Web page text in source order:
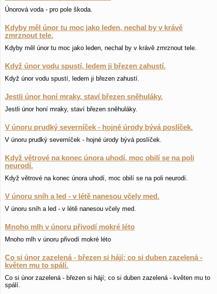
Únorová voda - pro pole škoda.
Kdyby měl únor tu moc jako leden, nechal by v krávě
zmrznout tele.
Kdyby měl únor tu moc jako leden, nechal by v krávě zmrznout tele.
Když únor vodu spustí, ledem ji březen zahustí.
Když únor vodu spustí, ledem ji březen zahustí.
Jestli únor honí mraky, staví březen sněhuláky.
Jestli únor honí mraky, staví březen sněhuláky.
V únoru prudký severníček - hojné úrody bývá poslíček.
V únoru prudký severníček - hojné úrody bývá poslíček.
Když větrové na konec února uhodí, moc obilí se na poli
neurodí.
Když větrové na konec února uhodí, moc obilí se na poli neurodí.
V únoru sníh a led - v létě nanesou včely med.
V únoru sníh a led - v létě nanesou včely med.
Mnoho mlh v únoru přivodí mokré léto
Mnoho mlh v únoru přivodí mokré léto
Co si únor zazelená - březen si hájí; co si duben zazelená -
květen mu to spálí.
Co si únor zazelená - březen si hájí; co si duben zazelená - květen mu to
spálí.